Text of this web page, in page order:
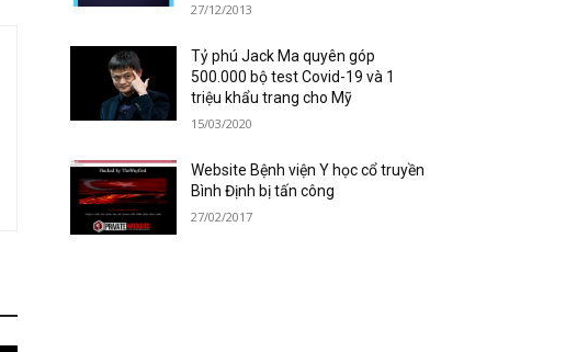
27/12/2013
Tỷ phú Jack Ma quyên góp
500.000 bộ test Covid-19 và 1
triệu khẩu trang cho Mỹ
15/03/2020
Website Bệnh viện Y học cổ truyền
Bình Định bị tấn công
27/02/2017